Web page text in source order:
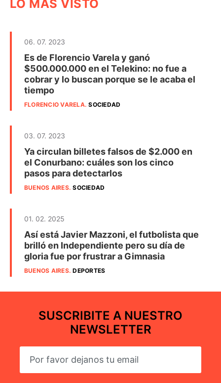
LO MÁS VISTO
06. 07. 2023
Es de Florencio Varela y ganó
$500.000.000 en el Telekino: no fue a
cobrar y lo buscan porque se le acaba el
tiempo
FLORENCIO VARELA.SOCIEDAD
03. 07. 2023
Ya circulan billetes falsos de $2.000 en
el Conurbano: cuáles son los cinco
pasos para detectarlos
BUENOS AIRES.SOCIEDAD
01. 02. 2025
Así está Javier Mazzoni, el futbolista que
brilló en Independiente pero su día de
gloria fue por frustrar a Gimnasia
BUENOS AIRES.DEPORTES
SUSCRIBITE A NUESTRO
NEWSLETTER